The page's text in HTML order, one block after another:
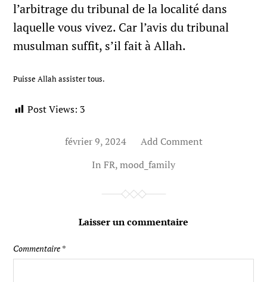
l’arbitrage du tribunal de la localité dans
laquelle vous vivez. Car l’avis du tribunal
musulman suffit, s’il fait à Allah.
Puisse Allah assister tous.
Post Views: 3
février 9, 2024
Add Comment
In FR,mood_family
Laisser un commentaire
Commentaire *